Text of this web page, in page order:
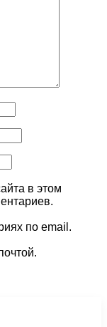
в этом
по email.